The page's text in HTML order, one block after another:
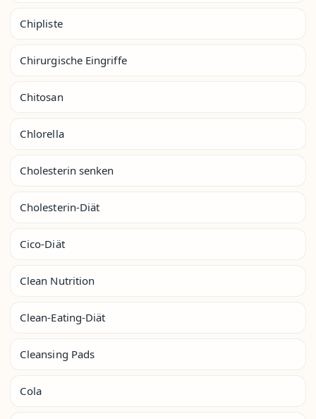
Chipliste
Chirurgische Eingriffe
Chitosan
Chlorella
Cholesterin senken
Cholesterin-Diät
Cico-Diät
Clean Nutrition
Clean-Eating-Diät
Cleansing Pads
Cola